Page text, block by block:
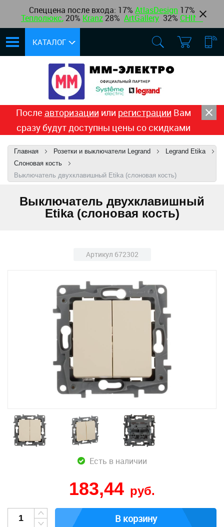
Спеццена после входа: 17% AtlasDesign 17%
Теплолюкс, 20% Kranz 28% ArtGallery 32% CHINT
КАТАЛОГ
После авторизации или регистрации Вам
сразу будут доступны цены со скидками
Главная Розетки и выключатели Legrand
Legrand Etika
Слоновая кость
Выключатель двухклавишный Etika (слоновая кость)
Выключатель двухклавишный
Etika (слоновая кость)
Артикул 672302
Есть в наличии
183,44 руб.
В корзину